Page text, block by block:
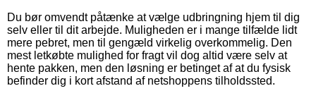
Du bør omvendt påtænke at vælge udbringning hjem til dig
selv eller til dit arbejde. Muligheden er i mange tilfælde lidt
mere pebret, men til gengæld virkelig overkommelig. Den
mest letkøbte mulighed for fragt vil dog altid være selv at
hente pakken, men den løsning er betinget af at du fysisk
befinder dig i kort afstand af netshoppens tilholdssted.